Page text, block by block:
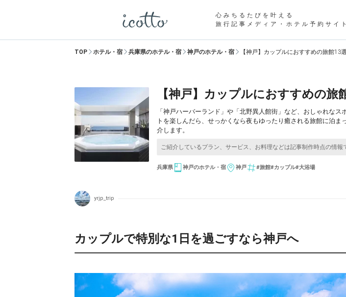
心みちるたびを叶える
旅行記事メディア・ホテル予約サイト
TOP ホテル・宿 兵庫県のホテル・宿 神戸のホテル・宿 【神戸】カップルにおすすめの旅館13
【神戸】カップルにおすすめの
「神戸ハーバーランド」や「北野異人館街」など、おしゃれな
トを楽しんだら、せっかくなら夜もゆったり癒される旅館に泊
介します。
兵庫県 神戸のホテル・宿 神戸 #旅館#カップル#大浴場
yrjp_trip
カップルで特別な1日を過ごすなら神戸へ